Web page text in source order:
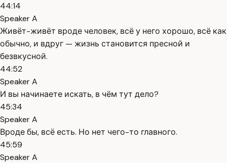
44:14
Speaker A
Живёт-живёт вроде человек, всё у него хорошо, всё как
обычно, и вдруг — жизнь становится пресной и
безвкусной.
44:52
Speaker A
И вы начинаете искать, в чём тут дело?
45:34
Speaker A
Вроде бы, всё есть. Но нет чего-то главного.
45:59
Speaker A